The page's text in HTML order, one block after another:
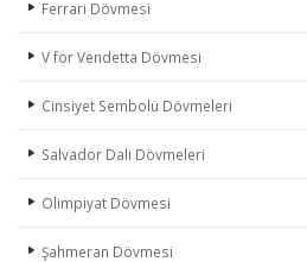
Ferrari Dövmesi
V for Vendetta Dövmesi
Cinsiyet Sembolü Dövmeleri
Salvador Dali Dövmeleri
Olimpiyat Dövmesi
Şahmeran Dövmesi